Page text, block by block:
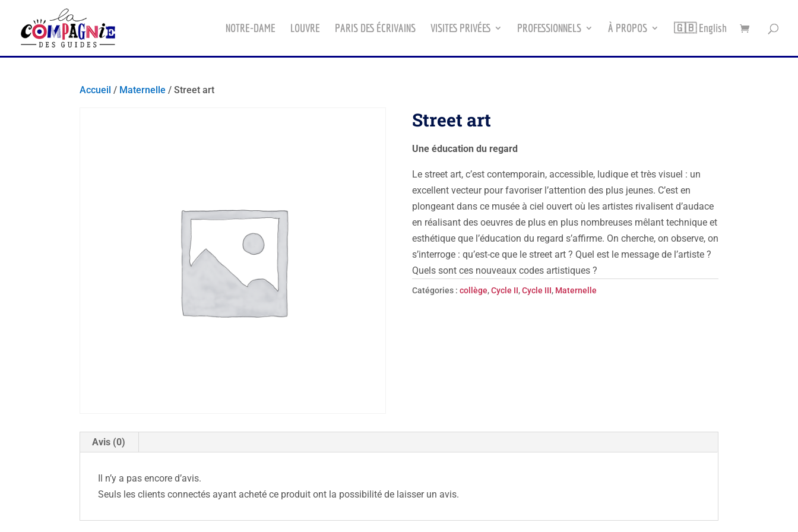
NOTRE-DAME LOUVRE PARIS DES ÉCRIVAINS VISITES PRIVÉES PROFESSIONNELS À PROPOS 🇬🇧 English
Accueil / Maternelle / Street art
Street art
Une éducation du regard
Le street art, c’est contemporain, accessible, ludique et très visuel : un
excellent vecteur pour favoriser l’attention des plus jeunes. C’est en
plongeant dans ce musée à ciel ouvert où les artistes rivalisent d’audace
en réalisant des oeuvres de plus en plus nombreuses mêlant technique et
esthétique que l’éducation du regard s’affirme. On cherche, on observe, on
s’interroge : qu’est-ce que le street art ? Quel est le message de l’artiste ?
Quels sont ces nouveaux codes artistiques ?
Catégories : collège,Cycle II,Cycle III, Maternelle
Avis (0)
Il n’y a pas encore d’avis.
Seuls les clients connectés ayant acheté ce produit ont la possibilité de laisser un avis.